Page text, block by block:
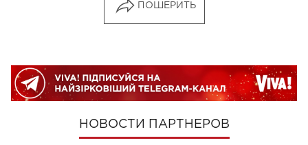
ПОШЕРИТЬ
НОВОСТИ ПАРТНЕРОВ